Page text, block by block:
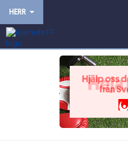
HERR